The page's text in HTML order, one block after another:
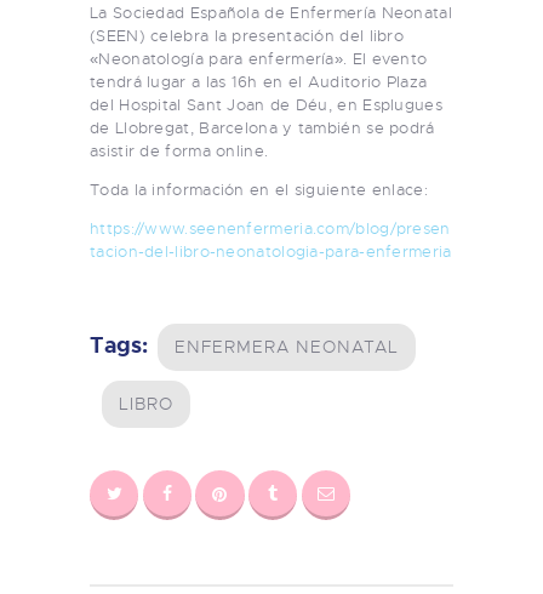
La Sociedad Española de Enfermería Neonatal
(SEEN) celebra la presentación del libro
«Neonatología para enfermería». El evento
tendrá lugar a las 16h en el Auditorio Plaza
del Hospital Sant Joan de Déu, en Esplugues
de Llobregat, Barcelona y también se podrá
asistir de forma online.
Toda la información en el siguiente enlace:
https://www.seenenfermeria.com/blog/presen
tacion-del-libro-neonatologia-para-enfermeria
Tags: ENFERMERA NEONATAL
LIBRO